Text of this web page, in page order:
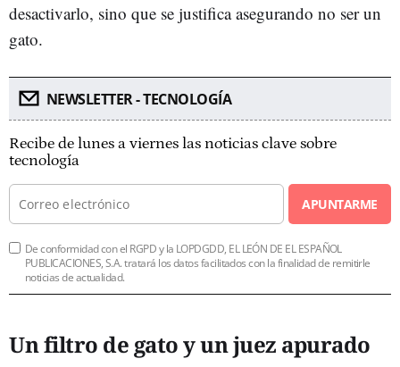
desactivarlo, sino que se justifica asegurando no ser un
gato.
NEWSLETTER - TECNOLOGÍA
Recibe de lunes a viernes las noticias clave sobre
tecnología
APUNTARME
De conformidad con el RGPD y la LOPDGDD, EL LEÓN DE EL ESPAÑOL
PUBLICACIONES, S.A. tratará los datos facilitados con la finalidad de remitirle
noticias de actualidad.
Un filtro de gato y un juez apurado